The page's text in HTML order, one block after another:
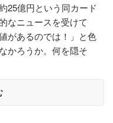
25億円という同カード
なニュースを受けて
があるのでは！」と色
かろうか。何を隠そ